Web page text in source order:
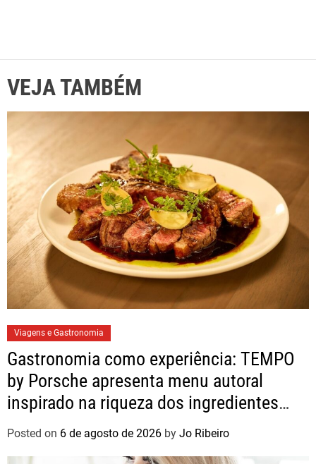
VEJA TAMBÉM
Viagens e Gastronomia
Gastronomia como experiência: TEMPO
by Porsche apresenta menu autoral
inspirado na riqueza dos ingredientes
brasileiros
Posted on 6 de agosto de 2026 by Jo Ribeiro